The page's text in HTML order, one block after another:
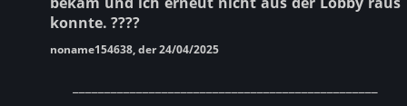
konnte. ????
noname154638, der 24/04/2025